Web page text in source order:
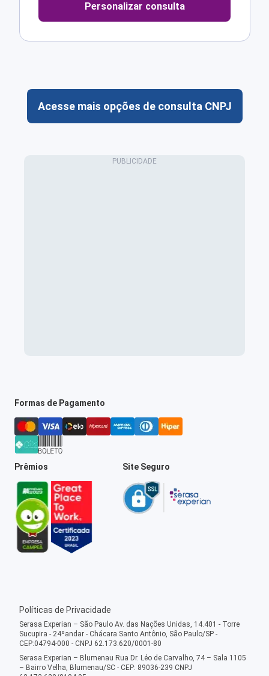
Personalizar consulta
Acesse mais opções de consulta CNPJ
Formas de Pagamento
Prêmios Site Seguro
Políticas de Privacidade
Serasa Experian – São Paulo Av. das Nações Unidas, 14.401 - Torre
Sucupira - 24ºandar - Chácara Santo Antônio, São Paulo/SP -
CEP:04794-000 - CNPJ 62.173.620/0001-80
Serasa Experian – Blumenau Rua Dr. Léo de Carvalho, 74 – Sala 1105
– Bairro Velha, Blumenau/SC - CEP: 89036-239 CNPJ